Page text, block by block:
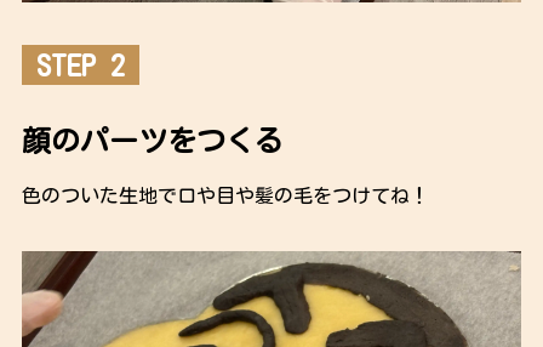
STEP 2
顔のパーツをつくる
色のついた生地で口や目や髪の毛をつけてね！